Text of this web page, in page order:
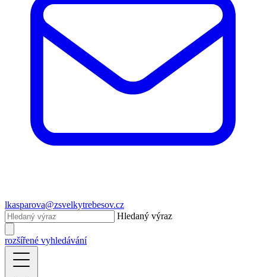
lkasparova@zsvelkytrebesov.cz
Hledaný výraz
rozšířené vyhledávání